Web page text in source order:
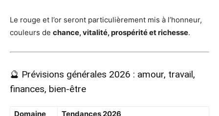
Le rouge et l’or seront particulièrement mis à l’honneur,
couleurs de chance, vitalité, prospérité et richesse.
🔮 Prévisions générales 2026 : amour, travail,
finances, bien-être
Domaine Tendances 2026